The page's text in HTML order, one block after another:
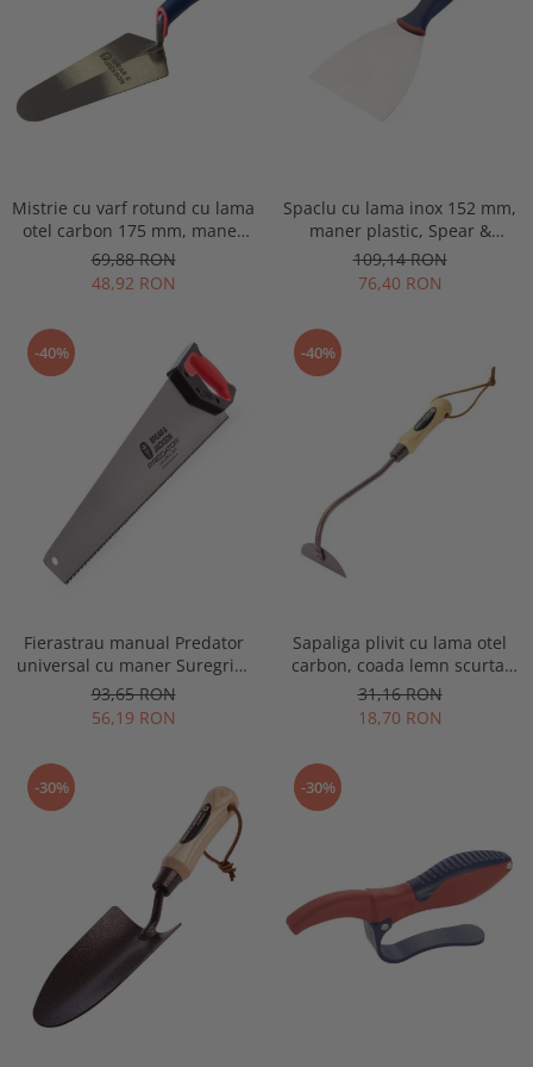
Mistrie cu varf rotund cu lama
otel carbon 175 mm, maner
plastic, Spear & Jackson
69,88 RON
48,92 RON
Spaclu cu lama inox 152 mm,
maner plastic, Spear &
Jackson Tyzack
109,14 RON
76,40 RON
-40%
Fierastrau manual Predator
universal cu maner Suregrip,
lama 508 mm, 8 TPI, Spear &
Jackson Woodworking
93,65 RON
56,19 RON
-40%
Sapaliga plivit cu lama otel
carbon, coada lemn scurta,
Spear & Jackson Elements
31,16 RON
18,70 RON
-30% -30%